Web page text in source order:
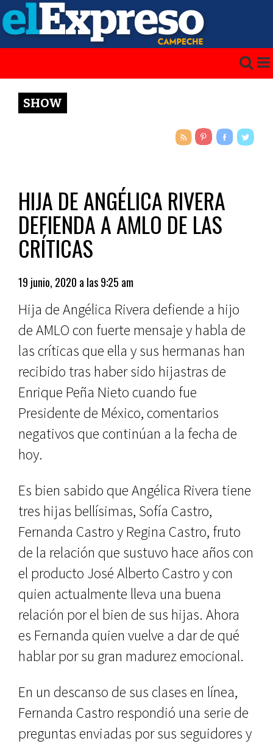
SHOW
HIJA DE ANGÉLICA RIVERA
DEFIENDA A AMLO DE LAS
CRÍTICAS
19 junio, 2020 a las 9:25 am
Hija de Angélica Rivera defiende a hijo
de AMLO con fuerte mensaje y habla de
las críticas que ella y sus hermanas han
recibido tras haber sido hijastras de
Enrique Peña Nieto cuando fue
Presidente de México, comentarios
negativos que continúan a la fecha de
hoy.
Es bien sabido que Angélica Rivera tiene
tres hijas bellísimas, Sofía Castro,
Fernanda Castro y Regina Castro, fruto
de la relación que sustuvo hace años con
el producto José Alberto Castro y con
quien actualmente lleva una buena
relación por el bien de sus hijas. Ahora
es Fernanda quien vuelve a dar de qué
hablar por su gran madurez emocional.
En un descanso de sus clases en línea,
Fernanda Castro respondió una serie de
preguntas enviadas por sus seguidores y